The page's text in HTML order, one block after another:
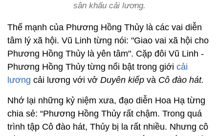
sân khấu cải lương.
Thế mạnh của Phương Hồng Thủy là các vai diễn
tâm lý xã hội. Vũ Linh từng nói: "Giao vai xã hội cho
Phương Hồng Thủy là yên tâm". Cặp đôi Vũ Linh -
Phương Hồng Thủy từng nổi bật trong giới cải
lương cải lương với vở Duyên kiếp và Cô đào hát.
Nhớ lại những kỷ niệm xưa, đạo diễn Hoa Hạ từng
chia sẻ: “Phương Hồng Thủy rất chậm. Trong quá
trình tập Cô đào hát, Thủy bị la rất nhiều. Nhưng cô